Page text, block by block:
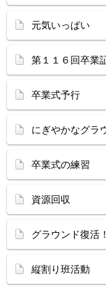
元気いっぱい
第１１６回卒業
卒業式予行
にぎやかなグラ
卒業式の練習
資源回収
グラウンド復活！
縦割り班活動